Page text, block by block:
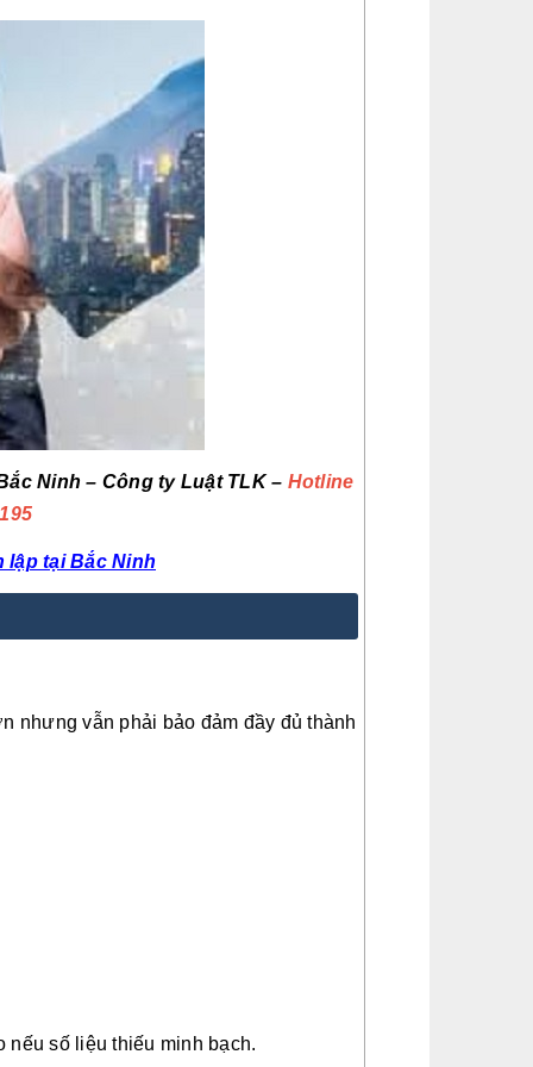
Ninh – Công ty Luật TLK – Hotline
lập tại Bắc Ninh
nhưng vẫn phải bảo đảm đầy đủ thành
nếu số liệu thiếu minh bạch.